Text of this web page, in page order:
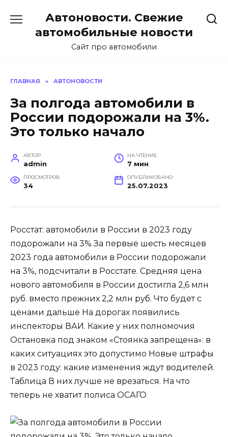
содержанию
Автоновости. Свежие
автомобильные новости
Сайт про автомобили
ГЛАВНАЯ » АВТОНОВОСТИ
За полгода автомобили в
России подорожали на 3%.
Это только начало
АВТОР
admin
НА ЧТЕНИЕ
7 мин
ПРОСМОТРОВ
34
ОПУБЛИКОВАНО
25.07.2023
Росстат: автомобили в России в 2023 году
подорожали на 3% За первые шесть месяцев
2023 года автомобили в России подорожали
на 3%, подсчитали в Росстате. Средняя цена
нового автомобиля в России достигла 2,6 млн
руб. вместо прежних 2,2 млн руб. Что будет с
ценами дальше На дорогах появились
инспекторы ВАИ. Какие у них полномочия
Остановка под знаком «Стоянка запрещена»: в
каких ситуациях это допустимо Новые штрафы
в 2023 году: какие изменения ждут водителей.
Таблица В них лучше не врезаться. На что
теперь не хватит полиса ОСАГО